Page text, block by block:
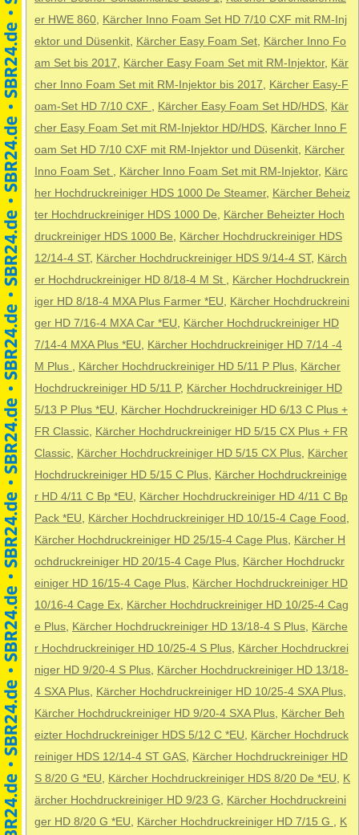
er HWE 860 Kärcher Inno Foam Set HD 7/10 CXF mit RM-Inj
ektor und Düsenkit Kärcher Easy Foam Set Kärcher Inno Fo
am Set bis 2017
Kärcher Easy Foam Set mit RM-Injektor, Kär
cher Inno Foam Set mit RM-Injektor bis 2017
Kärcher Easy-F
oam-Set HD 7/10 CXF
Kärcher Easy Foam Set HD/HDS Kär
cher Easy Foam Set mit RM-Injektor HD/HDS Kärcher Inno F
oam Set HD 7/10 CXF mit RM-Injektor und Düsenkit Kärcher
Inno Foam Set
Kärcher Inno Foam Set mit RM-Injektor, Kärc
her Hochdruckreiniger HDS 1000 De Steamer, Kärcher Beheiz
ter Hochdruckreiniger HDS 1000 De
Kärcher Beheizter Hoch
druckreiniger HDS 1000 Be
Kärcher Hochdruckreiniger HDS
12/14-4 ST, Kärcher Hochdruckreiniger HDS 9/14-4 ST, Kärch
er Hochdruckreiniger HD 8/18-4 M St
Kärcher Hochdruckrein
iger HD 8/18-4 MXA Plus Farmer *EU
Kärcher Hochdruckreini
ger HD 7/16-4 MXA Car *EU
Kärcher Hochdruckreiniger HD
7/14-4 MXA Plus *EU
Kärcher Hochdruckreiniger HD 7/14 -4
M Plus
Kärcher Hochdruckreiniger HD 5/11 P Plus Kärcher
Hochdruckreiniger HD 5/11 P, Kärcher Hochdruckreiniger HD
5/13 P Plus *EU
Kärcher Hochdruckreiniger HD 6/13 C Plus +
FR Classic Kärcher Hochdruckreiniger HD 5/15 CX Plus + FR
Classic Kärcher Hochdruckreiniger HD 5/15 CX Plus Kärcher
Hochdruckreiniger HD 5/15 C Plus Kärcher Hochdruckreinige
r HD 4/11 C Bp *EU
Kärcher Hochdruckreiniger HD 4/11 C Bp
Pack *EU
Kärcher Hochdruckreiniger HD 10/15-4 Cage Food
Kärcher Hochdruckreiniger HD 25/15-4 Cage Plus Kärcher H
ochdruckreiniger HD 20/15-4 Cage Plus Kärcher Hochdruckr
einiger HD 16/15-4 Cage Plus Kärcher Hochdruckreiniger HD
10/16-4 Cage Ex Kärcher Hochdruckreiniger HD 10/25-4 Cag
e Plus Kärcher Hochdruckreiniger HD 13/18-4 S Plus Kärche
r Hochdruckreiniger HD 10/25-4 S Plus Kärcher Hochdruckrei
niger HD 9/20-4 S Plus Kärcher Hochdruckreiniger HD 13/18-
4 SXA Plus Kärcher Hochdruckreiniger HD 10/25-4 SXA Plus
Kärcher Hochdruckreiniger HD 9/20-4 SXA Plus Kärcher Beh
eizter Hochdruckreiniger HDS 5/12 C *EU
Kärcher Hochdruck
reiniger HDS 12/14-4 ST GAS Kärcher Hochdruckreiniger HD
S 8/20 G *EU
Kärcher Hochdruckreiniger HDS 8/20 De *EU
K
ärcher Hochdruckreiniger HD 9/23 G
Kärcher Hochdruckreini
ger HD 8/20 G *EU
Kärcher Hochdruckreiniger HD 7/15 G
K